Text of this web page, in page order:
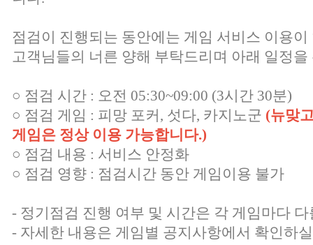
점검이 진행되는 동안에는 게임 서비스 이용
고객님들의 너른 양해 부탁드리며 아래 일정
○ 점검 시간 : 오전 05:30~09:00 (3시간 30분)
○ 점검 게임 : 피망 포커, 섯다, 카지노군 (뉴맞
게임은 정상 이용 가능합니다.)
○ 점검 내용 : 서비스 안정화
○ 점검 영향 : 점검시간 동안 게임이용 불가
- 정기점검 진행 여부 및 시간은 각 게임마다
- 자세한 내용은 게임별 공지사항에서 확인하